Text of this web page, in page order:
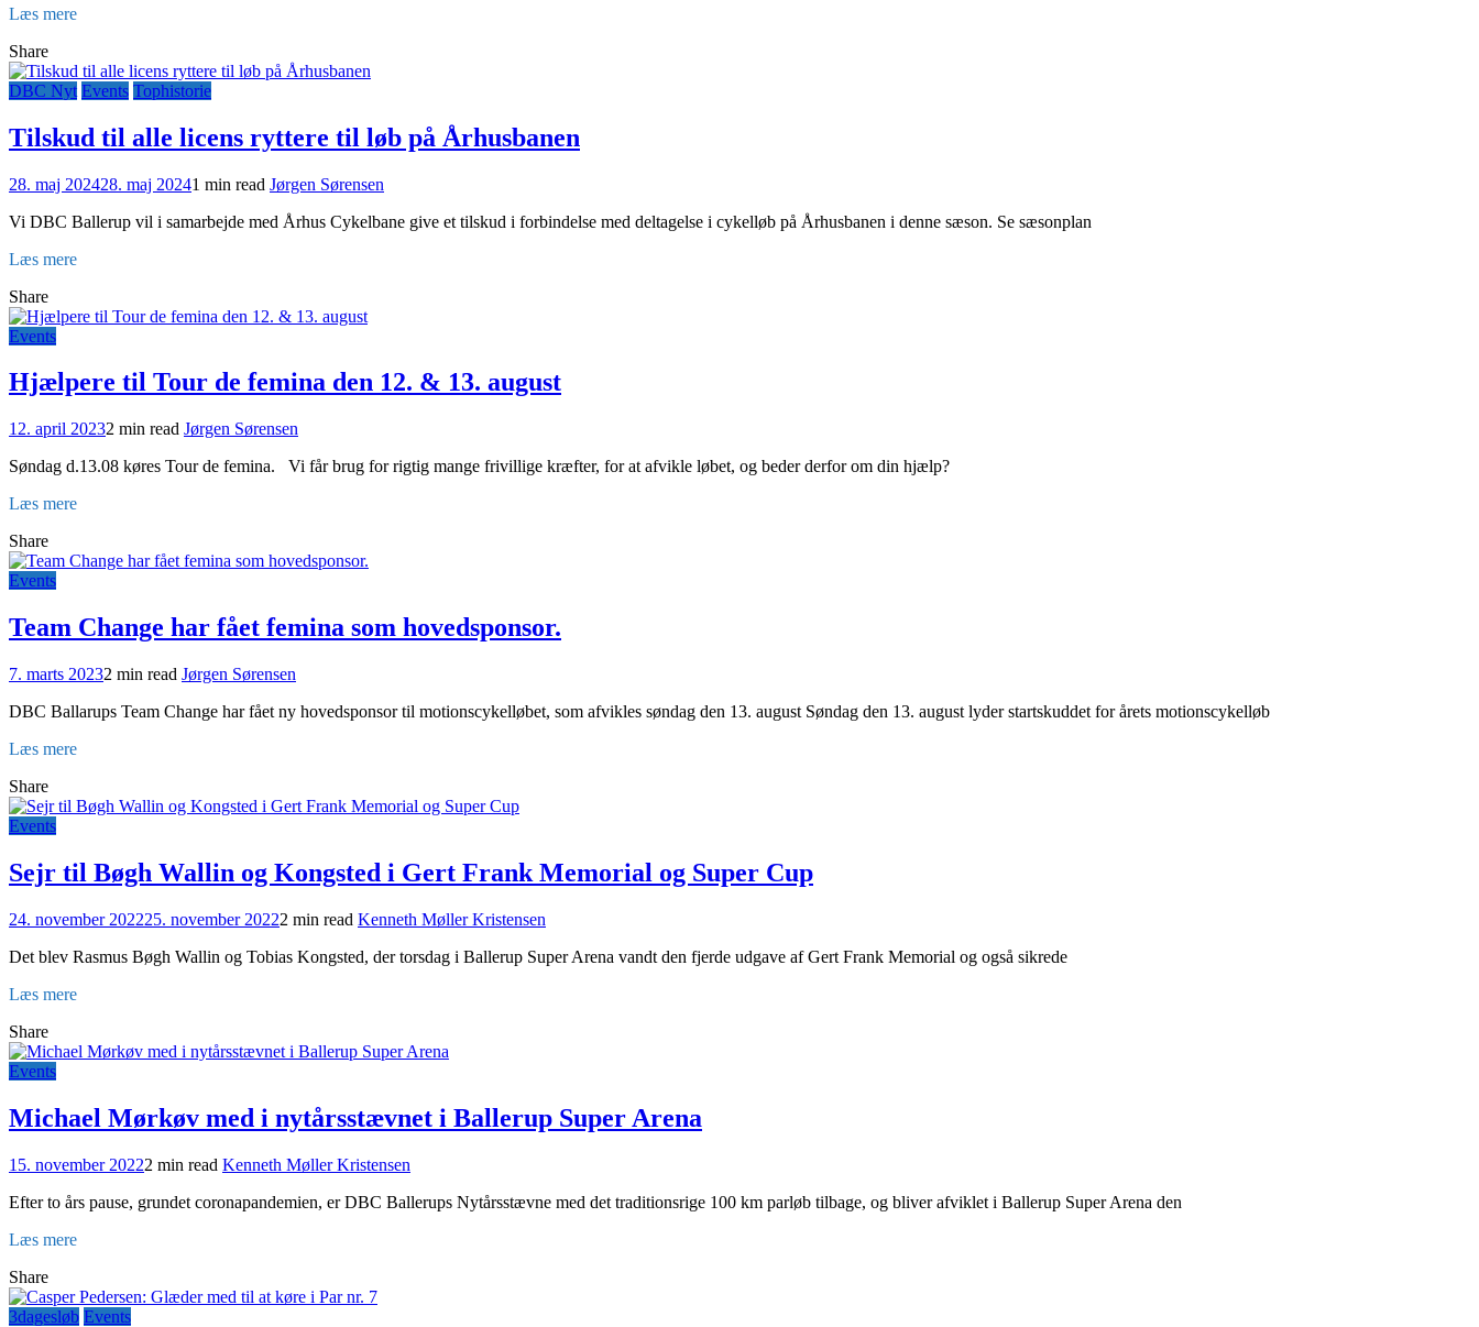
Læs mere
Share
DBC Nyt Events Tophistorie
Tilskud til alle licens ryttere til løb på Århusbanen
28. maj 202428. maj 20241 min read Jørgen Sørensen
Vi DBC Ballerup vil i samarbejde med Århus Cykelbane give et tilskud i forbindelse med deltagelse i cykelløb på Århusbanen i denne sæson. Se sæsonplan
Læs mere
Share
Events
Hjælpere til Tour de femina den 12. & 13. august
12. april 20232 min read Jørgen Sørensen
Søndag d.13.08 køres Tour de femina. Vi får brug for rigtig mange frivillige kræfter, for at afvikle løbet, og beder derfor om din hjælp?
Læs mere
Share
Events
Team Change har fået femina som hovedsponsor.
7. marts 20232 min read Jørgen Sørensen
DBC Ballarups Team Change har fået ny hovedsponsor til motionscykelløbet, som afvikles søndag den 13. august Søndag den 13. august lyder startskuddet for årets motionscykelløb
Læs mere
Share
Events
Sejr til Bøgh Wallin og Kongsted i Gert Frank Memorial og Super Cup
24. november 202225. november 20222 min read Kenneth Møller Kristensen
Det blev Rasmus Bøgh Wallin og Tobias Kongsted, der torsdag i Ballerup Super Arena vandt den fjerde udgave af Gert Frank Memorial og også sikrede
Læs mere
Share
Events
Michael Mørkøv med i nytårsstævnet i Ballerup Super Arena
15. november 20222 min read Kenneth Møller Kristensen
Efter to års pause, grundet coronapandemien, er DBC Ballerups Nytårsstævne med det traditionsrige 100 km parløb tilbage, og bliver afviklet i Ballerup Super Arena den
Læs mere
Share
3dagesløb Events